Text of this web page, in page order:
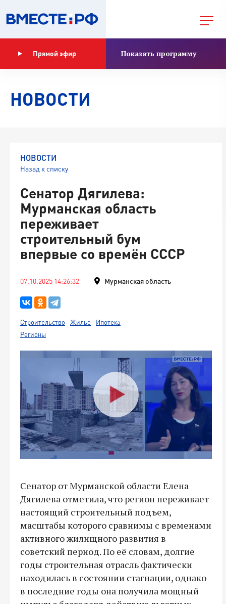
Прямой эфир Показать программу
НОВОСТИ
НОВОСТИ
Назад к списку
Сенатор Дягилева:
Мурманская область
переживает
строительный бум
впервые со времён СССР
07.10.2025 14:26:32 Мурманская область
Строительство Жилье
Ипотека
Регионы
Сенатор от Мурманской области Елена
Дягилева отметила, что регион переживает
настоящий строительный подъем,
масштабы которого сравнимы с временами
активного жилищного развития в
советский период. По её словам, долгие
годы строительная отрасль фактически
находилась в состоянии стагнации, однако
в последние годы она получила мощный